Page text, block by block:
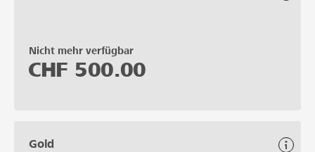
Nicht mehr verfügbar
CHF 500.00
Gold